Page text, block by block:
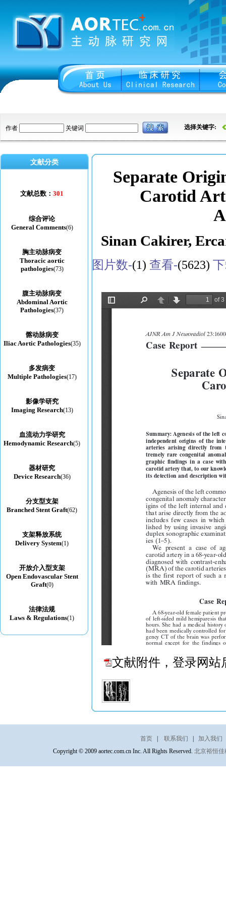
作者 关键词 选择关键字:
文献分类
文献总数：301
综合评论
General Comments(6)
胸主动脉病变
Thoracic aortic
pathologies(73)
腹主动脉病变
Abdominal Aortic
Pathologies(37)
髂动脉病变
Iliac Aortic Pathologies(35)
多发病变
Multiple Pathologies(17)
影像学研究
Imaging Research(13)
血流动力学研究
Hemodynamic Research(5)
器材研究
Device Research(36)
分支型支架
Branched Stent Graft(62)
支架释放系统
Delivery System(1)
开放介入型支架
Open Endovascular Stent
Graft(0)
法律法规
Laws & Regulations(1)
Separate
Carotid
Sinan Cakirer,
图片数-(1) 查看-(5623)
文献附件，登录网站
首页 联系我们 加入我们
Copyright © 2009 aortec.com.cn Inc. All Rights Reserved.北京裕恒